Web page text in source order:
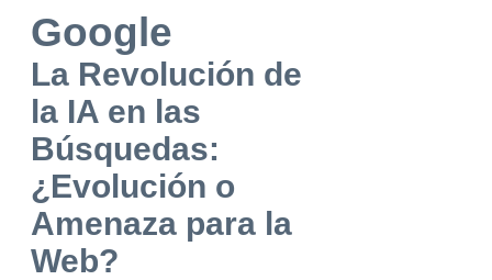
Google
La Revolución de
la IA en las
Búsquedas:
¿Evolución o
Amenaza para la
Web?